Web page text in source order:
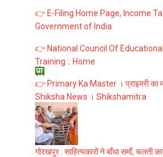
👉 E-Filing Home Page, Income
Government of India
👉 National Council Of
Training :: Home
👉 Primary Ka Master । प्राइमरी का
Shiksha News । Shikshamitra
गोरखपुर : साहित्यकारों ने बाँधा समाँ, चलती